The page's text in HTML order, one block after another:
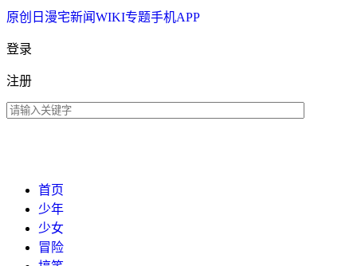
原创 日漫宅新闻WIKI专题手机APP
登录
注册
首页
少年
少女
冒险